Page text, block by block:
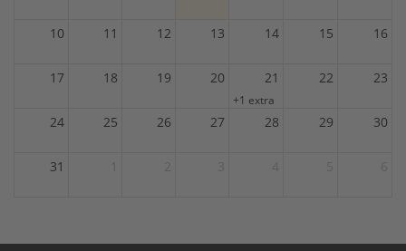
10 11 12 13 14 15 16
17 18 19 20 21
+1 extra
22 23
24 25 26 27 28 29 30
31